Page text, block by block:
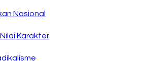
Nasional
Karakter